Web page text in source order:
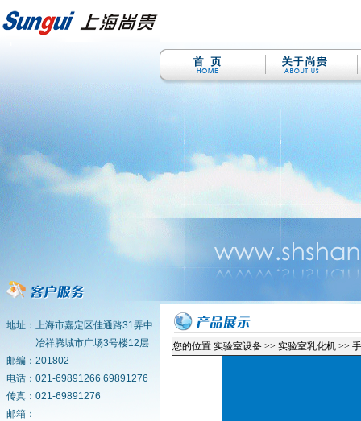
地址：上海市嘉定区佳通路31弄中
冶祥腾城市广场3号楼12层
邮编：201802
电话：021-69891266 69891276
传真：021-69891276
邮箱：
您的位置 实验室设备 >> 实验室乳化机 >>